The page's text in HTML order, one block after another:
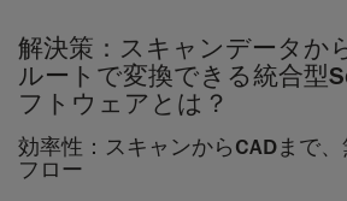
解決策：スキャンデータか
ルートで変換できる統合型
フトウェアとは？
効率性：スキャンからCADまで
フロー